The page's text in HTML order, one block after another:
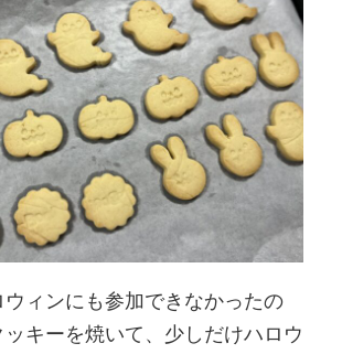
ィンにも参加できなかったの
キーを焼いて、少しだけハロウ